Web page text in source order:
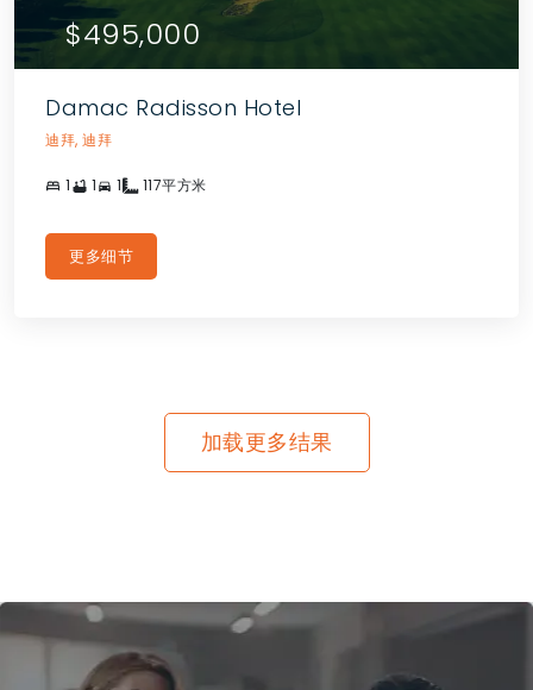
$495,000
Damac Radisson Hotel
迪拜, 迪拜
1 1 1 117平方米
更多细节
加载更多结果